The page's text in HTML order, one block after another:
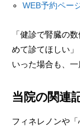
WEB予約ペー
「健診で腎臓の
めて診てほしい
いった場合も、一
当院の関連
フィネレノンや